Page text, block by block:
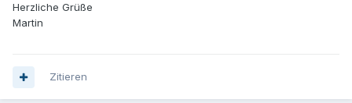
Herzliche Grüße
Martin
Zitieren